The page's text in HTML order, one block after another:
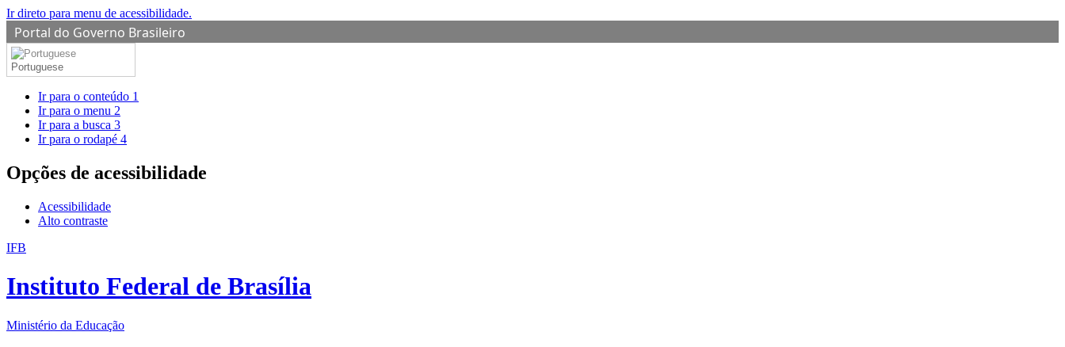
Ir direto para menu de acessibilidade.
Portal do Governo Brasileiro
Portuguese
Ir para o conteúdo 1
Ir para o menu 2
Ir para a busca 3
Ir para o rodapé 4
Opções de acessibilidade
Acessibilidade
Alto contraste
IFB
Instituto Federal de Brasília
Ministério da Educação